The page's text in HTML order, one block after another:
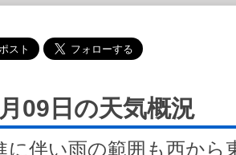
09日の天気概況
に伴い雨の範囲も西から